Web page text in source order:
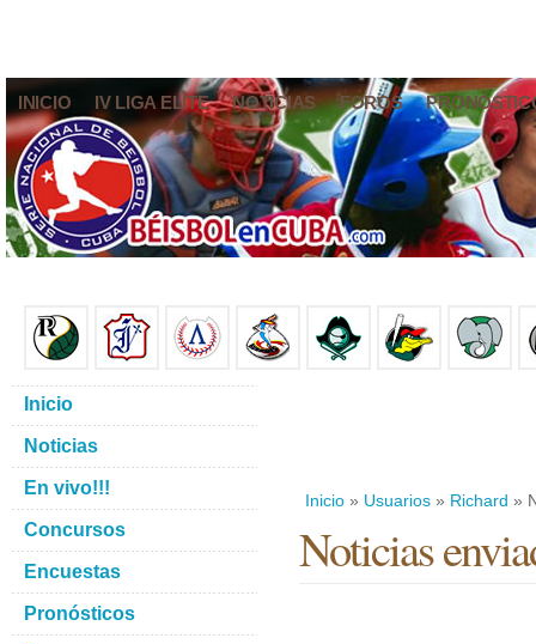
INICIO IV LIGA ELITE NOTICIAS FOROS
Inicio » Usuarios » Richard »
Noticias
Inicio
Noticias
En vivo!!!
Concursos
Encuestas
Pronósticos